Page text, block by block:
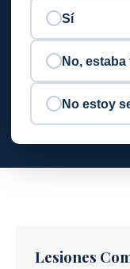
Sí
No,
No estoy
Lesiones